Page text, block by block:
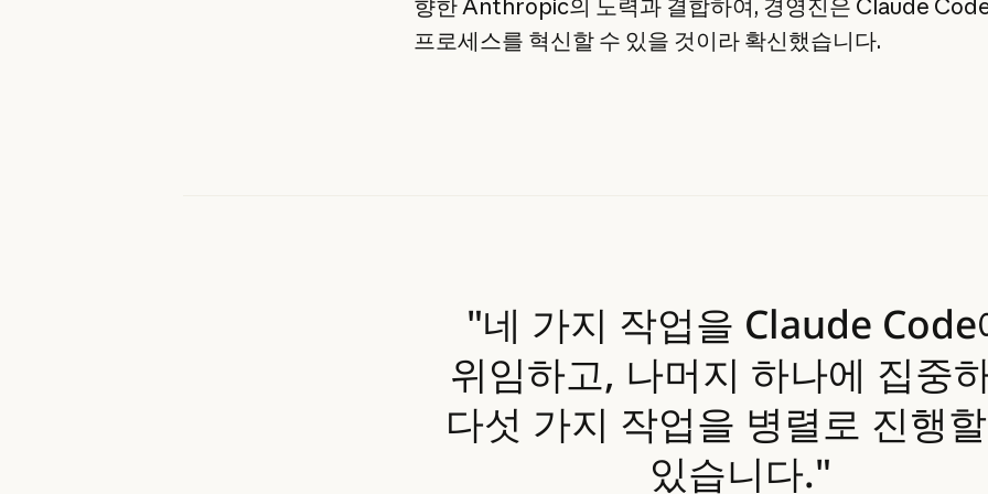
향한 Anthropic의 노력과 결합하여, 경영진은 Claude
프로세스를 혁신할 수 있을 것이라 확신했습니다.
"네 가지 작업을 Claude Code
위임하고, 나머지 하나에 집중
다섯 가지 작업을 병렬로 진행
있습니다."